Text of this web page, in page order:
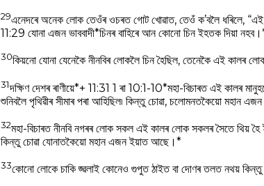
29এনেদৰে অনেক লোক তেওঁৰ ওচৰত গোট খোৱাত, তেওঁ ক’বলৈ ধৰিলে, “এই
11:29 যোনা এজন ভাববাদী*চিনৰ বাহিৰে আন কোনো চিন ইহতক দিয়া
30কিয়নো যোনা যেনেকৈ নীনবিৰ লোকলৈ চিন হৈছিল, তেনেকৈ এই কালৰ
31দক্ষিণ দেশৰ ৰাণীয়ে*+ 11:31 1 ৰা 10:1-10*মহা-বিচাৰত এই কালৰ
শুনিবলৈ পৃথিৱীৰ সীমাৰ পৰা আহিছিল৷ কিন্তু চোৱা, চলোমনতকৈয়ো মহান
32মহা-বিচাৰত নীনবি নগৰৰ লোক সকল এই কালৰ লোক সকলৰ সৈতে থিয়
কিন্তু চোৱা যোনাতকৈয়ো মহান এজন ইয়াত আছে।*
33কোনো লোকে চাকি জ্ৱলাই কোনেও গুপুত ঠাইত বা দোণৰ তলত নথয়